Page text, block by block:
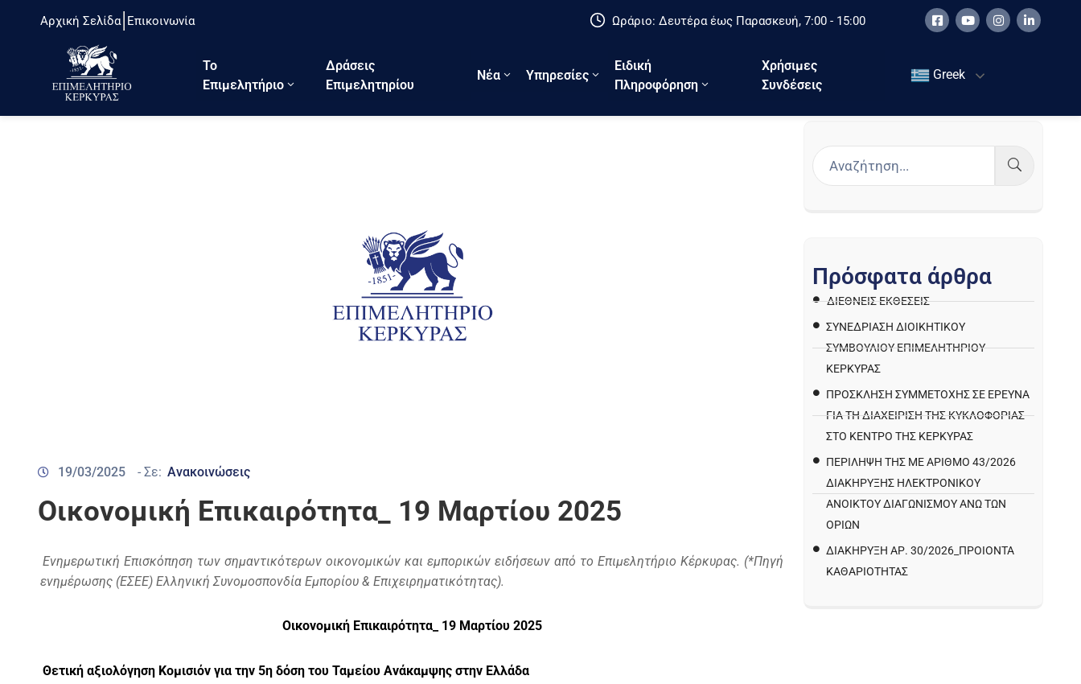
Αρχική Σελίδα Επικοινωνία Ωράριο: Δευτέρα έως Παρασκευή, 7:00 - 15:00
Το
Eπιμελητήριο
Δράσεις
Επιμελητηρίου
Νέα Υπηρεσίες
Ειδική
Πληροφόρηση
Χρήσιμες
Συνδέσεις
Greek
19/03/2025 - Σε: Ανακοινώσεις
Οικονομική Επικαιρότητα_ 19 Μαρτίου 2025
Ενημερωτική Επισκόπηση των σημαντικότερων οικονομικών και εμπορικών ειδήσεων από το Επιμελητήριο Κέρκυρας. (*Πηγή
ενημέρωσης (ΕΣΕΕ) Ελληνική Συνομοσπονδία Εμπορίου & Επιχειρηματικότητας).
Οικονομική Επικαιρότητα_ 19 Μαρτίου 2025
Θετική αξιολόγηση Κομισιόν για την 5η δόση του Ταμείου Ανάκαμψης στην Ελλάδα
Πρόσφατα άρθρα
ΔΙΕΘΝΕΙΣ ΕΚΘΕΣΕΙΣ
ΣΥΝΕΔΡΙΑΣΗ ΔΙΟΙΚΗΤΙΚΟΥ
ΣΥΜΒΟΥΛΙΟΥ ΕΠΙΜΕΛΗΤΗΡΙΟΥ
ΚΕΡΚΥΡΑΣ
ΠΡΌΣΚΛΗΣΗ ΣΥΜΜΕΤΟΧΉΣ ΣΕ ΈΡΕΥΝΑ
ΓΙΑ ΤΗ ΔΙΑΧΕΊΡΙΣΗ ΤΗΣ ΚΥΚΛΟΦΟΡΊΑΣ
ΣΤΟ ΚΈΝΤΡΟ ΤΗΣ ΚΈΡΚΥΡΑΣ
ΠΕΡΙΛΗΨΗ ΤΗΣ ΜΕ ΑΡΙΘΜΟ 43/2026
ΔΙΑΚΗΡΥΞΗΣ ΗΛΕΚΤΡΟΝΙΚΟΥ
ΑΝΟΙΚΤΟΥ ΔΙΑΓΩΝΙΣΜΟΥ ΑΝΩ ΤΩΝ
ΟΡΙΩΝ
ΔΙΑΚΉΡΥΞΗ ΑΡ. 30/2026_ΠΡΟΙΌΝΤΑ
ΚΑΘΑΡΙΌΤΗΤΑΣ